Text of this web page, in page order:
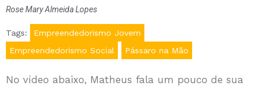
Rose Mary Almeida Lopes
Tags:
Empreendedorismo Jovem
Empreendedorismo Social
Pássaro na Mão
No vídeo abaixo, Matheus fala um pouco de sua